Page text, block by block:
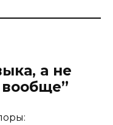
а не